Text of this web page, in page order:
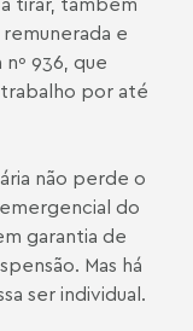
e
936, que
por até
não perde o
do
garantia de
Mas há
ser individual.